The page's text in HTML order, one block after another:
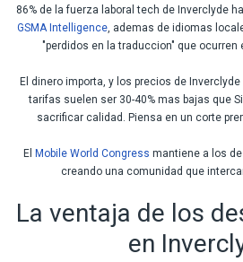
86% de la fuerza laboral tech de Inverclyde
GSMA Intelligence, ademas de idiomas
"perdidos en la traduccion" que ocurren
El dinero importa, y los precios de
tarifas suelen ser 30-40% mas bajas que
sacrificar calidad. Piensa en un corte
El Mobile World Congress mantiene a los
creando una comunidad que
La ventaja de los
en